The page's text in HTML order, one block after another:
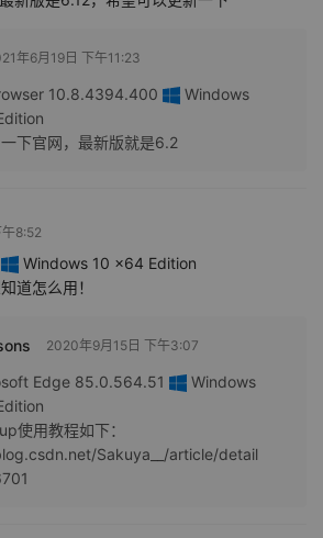
年6月19日 下午11:23
10.8.4394.400
Windows
下官网，最新版就是6.2
8:52
Windows 10 x64 Edition
道怎么用！
2020年9月15日 下午3:07
Edge 85.0.564.51
Windows
使用教程如下：
Sakuya__/article/detail